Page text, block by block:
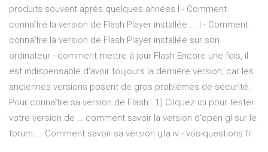
produits souvent après quelques années I - Comment
connaître la version de Flash Player installée ... I - Comment
connaître la version de Flash Player installée sur son
ordinateur - comment mettre à jour Flash Encore une fois, il
est indispensable d'avoir toujours la dernière version, car les
anciennes versions posent de gros problèmes de sécurité.
Pour connaître sa version de Flash : 1) Cliquez ici pour tester
votre version de … comment savoir la version d'open gl sur le
forum ... Comment savoir sa version gta iv - vos-questions.fr